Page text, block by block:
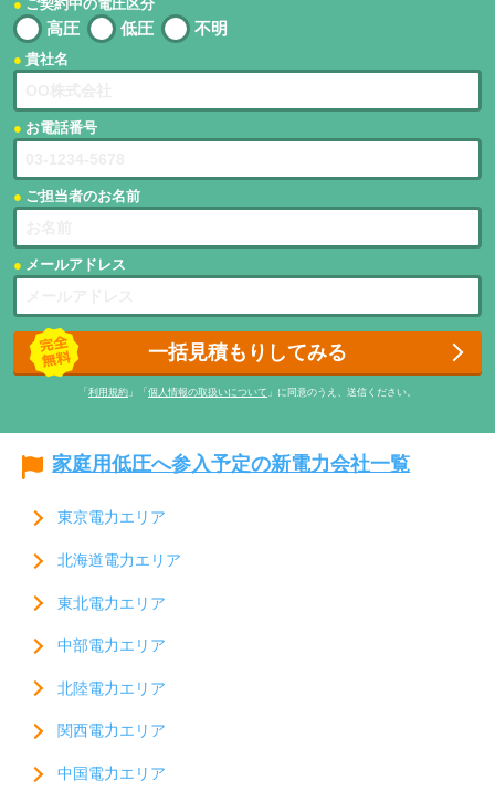
ご契約中の電圧区分
高圧 低圧 不明
貴社名
お電話番号
ご担当者のお名前
メールアドレス
一括見積もりしてみる
「 利用規約 」「 個人情報の取扱いについて 」に同意のうえ、送信ください。
家庭用低圧へ参入予定の新電力会社一覧
東京電力エリア
北海道電力エリア
東北電力エリア
中部電力エリア
北陸電力エリア
関西電力エリア
中国電力エリア